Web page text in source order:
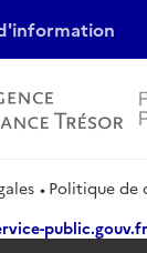
Politique
public.gouv.fr